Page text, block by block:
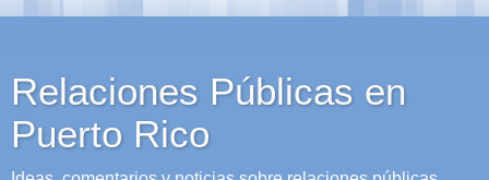
Relaciones Públicas en
Puerto Rico